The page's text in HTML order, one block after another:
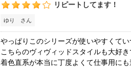
リピートしてます！
ゆり さん
やっぱりこのシリーズが使いやすくてい
こちらのヴィヴィッドスタイルも大好
着色直系が本当に丁度よくて仕事用にも